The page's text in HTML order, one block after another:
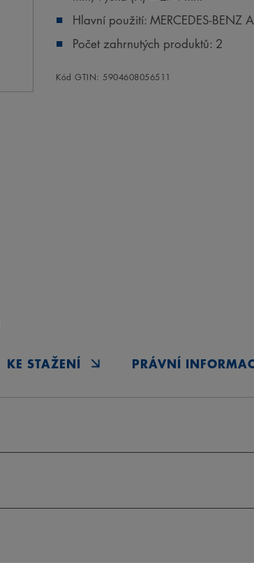
Hlavní použití: MERCEDES-
Počet zahrnutých produktů: 2
Kód GTIN: 5904608056511
KE STAŽENÍ PRÁVNÍ